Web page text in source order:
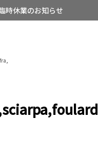
時休業のお知らせ